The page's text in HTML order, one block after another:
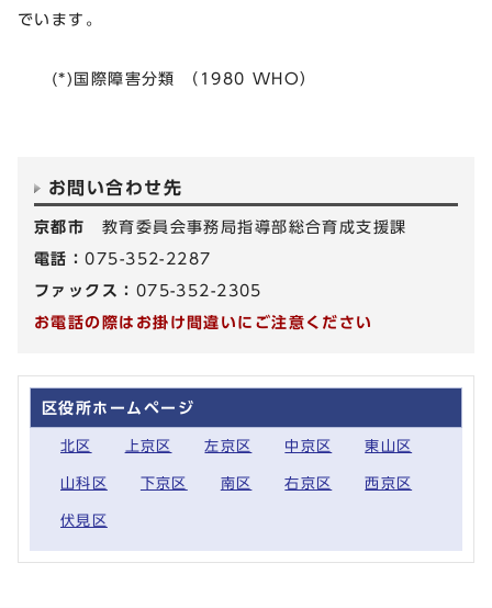
でいます。
(*)国際障害分類 （1980 WHO）
お問い合わせ先
京都市 教育委員会事務局指導部総合育成支援課
電話：075-352-2287
ファックス： 075-352-2305
お電話の際はお掛け間違いにご注意ください
区役所ホームページ
北区 上京区 左京区 中京区 東山区
山科区 下京区 南区 右京区 西京区
伏見区